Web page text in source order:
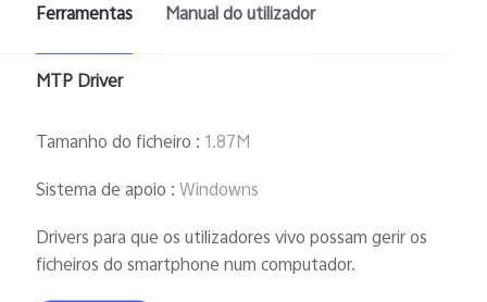
Ferramentas Manual do utilizador
MTP Driver
Tamanho do ficheiro : 1.87M
Sistema de apoio :Windowns
Drivers para que os utilizadores vivo possam gerir os
ficheiros do smartphone num computador.